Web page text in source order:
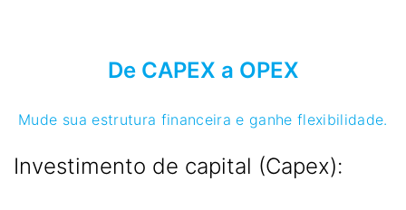
De CAPEX a OPEX
Mude sua estrutura financeira e ganhe flexibilidade.
Investimento de capital (Capex):